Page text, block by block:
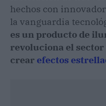
hechos con
la vanguardia
es un producto de
revoluciona el
crear efectos